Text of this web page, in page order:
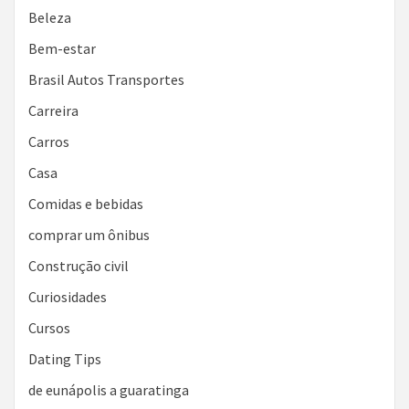
Beleza
Bem-estar
Brasil Autos Transportes
Carreira
Carros
Casa
Comidas e bebidas
comprar um ônibus
Construção civil
Curiosidades
Cursos
Dating Tips
de eunápolis a guaratinga